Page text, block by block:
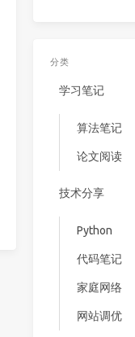
分类
学习笔记
算法笔记
论文阅读
技术分享
Python
代码笔记
家庭网络
网站调优